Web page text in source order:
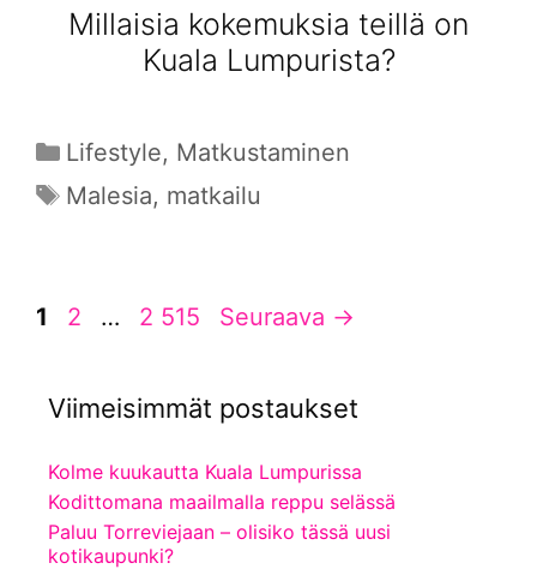
Millaisia kokemuksia teillä on
Kuala Lumpurista?
Kategoriat
Lifestyle, Matkustaminen
Avainsanat
Malesia, matkailu
Sivu
1 Sivu
2 … Sivu
2 515 Seuraava →
Viimeisimmät postaukset
Kolme kuukautta Kuala Lumpurissa
Kodittomana maailmalla reppu selässä
Paluu Torreviejaan – olisiko tässä uusi
kotikaupunki?